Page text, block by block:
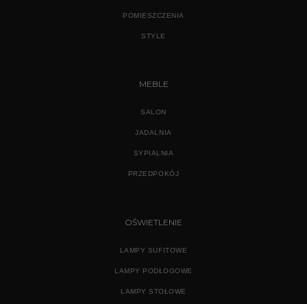
POMIESZCZENIA
STYLE
MEBLE
SALON
JADALNIA
SYPIALNIA
PRZEDPOKÓJ
OŚWIETLENIE
LAMPY SUFITOWE
LAMPY PODŁOGOWE
LAMPY STOŁOWE